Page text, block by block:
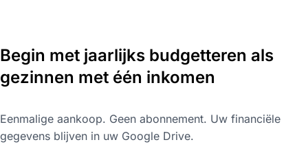
Begin met jaarlijks budgetteren als
gezinnen met één inkomen
Eenmalige aankoop. Geen abonnement. Uw financiële
gegevens blijven in uw Google Drive.